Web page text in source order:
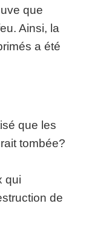
que
Ainsi, la
a été
que les
tombée?
qui
de